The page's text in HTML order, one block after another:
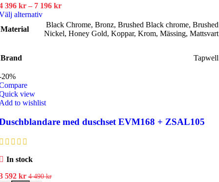
396 kr – 7 196 krPrisintervall:
396 kr
till
alternativDen
här
produkten
väljas
produktsidan
Material
Black Chrome, Bronz, Brushed Black chrome, Brushed
Nickel, Honey Gold, Koppar, Krom, Mässing, Mattsvart
Brand Tapwell
20%
view
to wishlist
med duschset EVM168 + ZSAL105
In stock
592 krDet
4 490kr